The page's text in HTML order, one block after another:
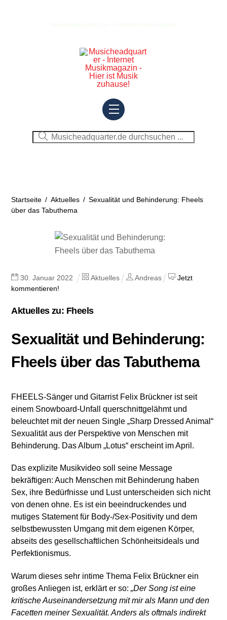
Menu
Startseite / Aktuelles / Sexualität und Behinderung: Fheels
über das Tabuthema
30 .Januar 2022 Aktuelles Andreas
Jetzt
kommentieren!
Aktuelles zu: Fheels
Sexualität und Behinderung:
Fheels über das Tabuthema
FHEELS-Sänger und Gitarrist Felix Brückner ist seit
einem Snowboard-Unfall querschnittgelähmt und
beleuchtet mit der neuen Single „Sharp Dressed Animal“
Sexualität aus der Perspektive von Menschen mit
Behinderung. Das Album „Lotus“ erscheint im April.
Das explizite Musikvideo soll seine Message
bekräftigen: Auch Menschen mit Behinderung haben
Sex, ihre Bedürfnisse und Lust unterscheiden sich nicht
von denen ohne. Es ist ein beeindruckendes und
mutiges Statement für Body-/Sex-Positivity und dem
selbstbewussten Umgang mit dem eigenen Körper,
abseits des gesellschaftlichen Schönheitsideals und
Perfektionismus.
Warum dieses sehr intime Thema Felix Brückner ein
großes Anliegen ist, erklärt er so:„Der Song ist eine
kritische Auseinandersetzung mit mir als Mann und den
Facetten meiner Sexualität. Anders als oftmals indirekt